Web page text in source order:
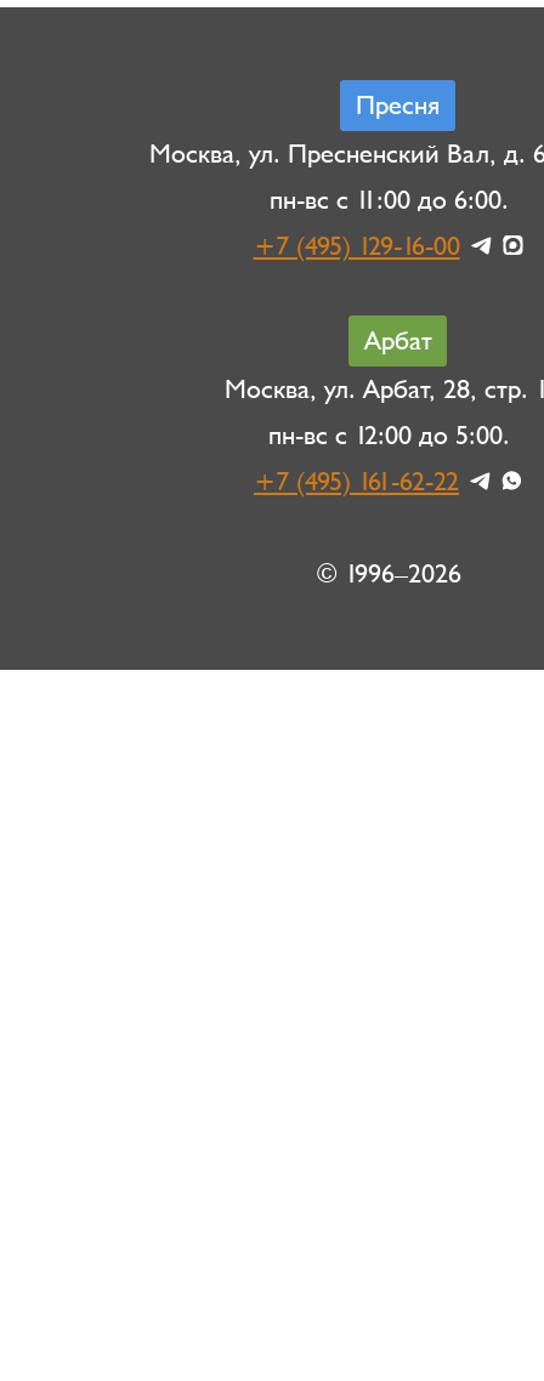
Пресня
Москва, ул. Пресненский Вал, д.
пн-вс с 11:00 до 6:00.
+7 (495) 129-16-00
Арбат
Москва, ул. Арбат, 28, стр.
пн-вс с 12:00 до 5:00.
+7 (495) 161-62-22
© 1996–2026